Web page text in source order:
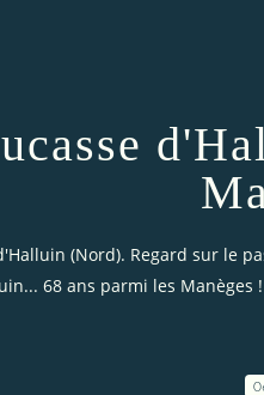
(Nord). Regard sur le
68 ans parmi les Manèges !